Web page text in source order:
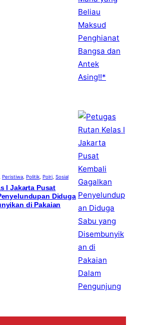
Peristiwa Politik Polri Sosial
I Jakarta Pusat
Diduga
di Pakaian